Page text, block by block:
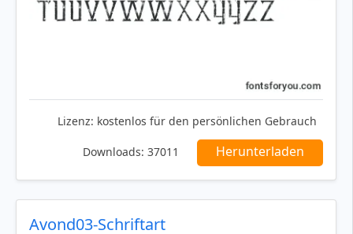
Lizenz: kostenlos für den persönlichen Gebrauch
Downloads: 37011 Herunterladen
Avond03-Schriftart